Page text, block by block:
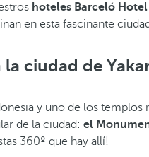
hoteles Barceló
en esta fascinante
ciudad de
y uno de los
de la ciudad: el
360º que hay allí!